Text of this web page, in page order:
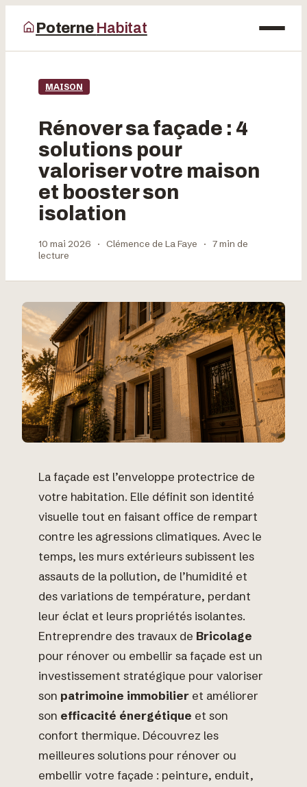
Poterne Habitat
Maison
Jardinage
MAISON
Rénover sa façade : 4
solutions pour
valoriser votre maison
et booster son
isolation
10 mai 2026 · Clémence de La Faye · 7 min de
lecture
La façade est l’enveloppe protectrice de
votre habitation. Elle définit son identité
visuelle tout en faisant office de rempart
contre les agressions climatiques. Avec le
temps, les murs extérieurs subissent les
assauts de la pollution, de l’humidité et
des variations de température, perdant
leur éclat et leurs propriétés isolantes.
Entreprendre des travaux de Bricolage
pour rénover ou embellir sa façade est un
investissement stratégique pour valoriser
son patrimoine immobilier et améliorer
son efficacité énergétique et son
confort thermique. Découvrez les
meilleures solutions pour rénover ou
embellir votre façade : peinture, enduit,